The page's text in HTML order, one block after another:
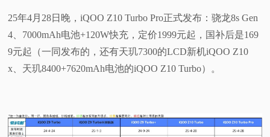
视
普
25年4月28日晚，iQOO Z10 Turbo Pro正式发布：骁龙8s Gen
4、7000mAh电池+120W快充，定价1999元起，国补后是169
9元起（一同发布的，还有天玑7300的LCD新机iQOO Z10
x、天玑8400+7620mAh电池的iQOO Z10 Turbo）。